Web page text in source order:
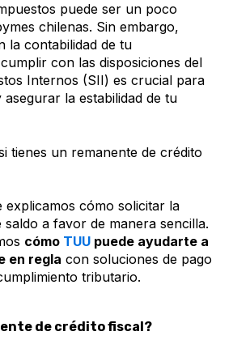
puede ser un poco
chilenas. Sin embargo,
la contabilidad de tu
con las disposiciones del
Internos (SII) es crucial para
la estabilidad de tu
tienes un remanente de crédito
explicamos cómo solicitar la
saldo a favor de manera sencilla.
cómo TUU puede ayudarte a
en regla con soluciones de pago
tributario.
de crédito fiscal?